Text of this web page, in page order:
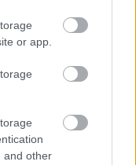
or app.
and other
του καρκίνου
[μελέτη]